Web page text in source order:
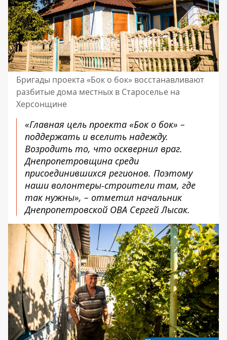
Бригады проекта «Бок о бок» восстанавливают
разбитые дома местных в Староселье на
Херсонщине
«Главная цель проекта «Бок о бок» –
поддержать и вселить надежду.
Возродить то, что осквернил враг.
Днепропетровщина среди
присоединившихся регионов. Поэтому
наши волонтеры-строители там, где
так нужны», – отметил начальник
Днепропетровской ОВА Сергей Лысак.